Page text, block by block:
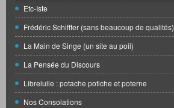
Etc-Iste
Frédéric Schiffter (sans beaucoup de qualités)
La Main de Singe (un site au poil)
La Pensée du Discours
Librelulle : potache potiche et poterne
Nos Consolations